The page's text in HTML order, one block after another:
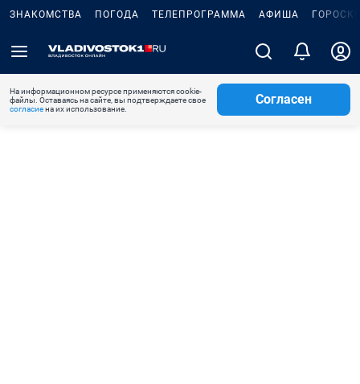
ЗНАКОМСТВА ПОГОДА ТЕЛЕПРОГРАММА АФИША
На информационном ресурсе применяются cookie-
файлы. Оставаясь на сайте, вы подтверждаете свое
согласиена их использование.
Согласен